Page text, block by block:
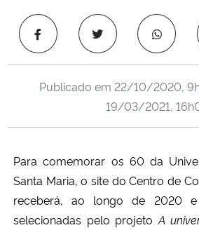
Ministério da Cidadania
Ministério da Saúde
Ministério de Minas e Energia
Ministério da Ciência, Tecnologia, Inovações e
Ministério do Meio Ambiente
Ministério do Turismo
Publicado em 22/10/2020,
19/03/2021,
Para comemorar os 60 da
Santa Maria, o site do Centro de
receberá, ao longo de 2020 e
selecionadas pelo projetoA